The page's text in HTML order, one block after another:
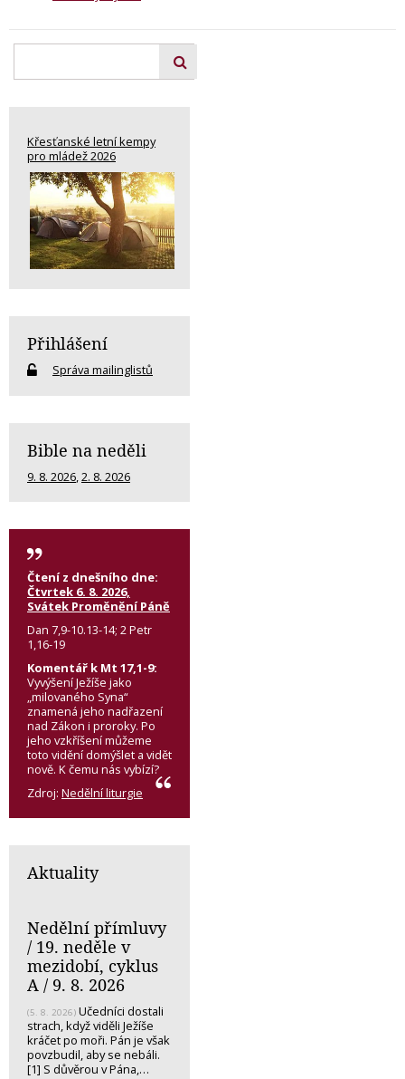
Křesťanské letní kempy
pro mládež 2026
Přihlášení
Správa mailinglistů
Bible na neděli
9. 8. 2026,2. 8. 2026
Čtení z dnešního dne:
Čtvrtek 6. 8. 2026,
Svátek Proměnění Páně
Dan 7,9-10.13-14; 2 Petr
1,16-19
Komentář k Mt 17,1-9:
Vyvýšení Ježíše jako
„milovaného Syna“
znamená jeho nadřazení
nad Zákon i proroky. Po
jeho vzkříšení můžeme
toto vidění domýšlet a vidět
nově. K čemu nás vybízí?
Zdroj: Nedělní liturgie
Aktuality
Nedělní přímluvy
/ 19. neděle v
mezidobí, cyklus
A / 9. 8. 2026
(5. 8. 2026) Učedníci dostali
strach, když viděli Ježíše
kráčet po moři. Pán je však
povzbudil, aby se nebáli.
[1] S důvěrou v Pána,…